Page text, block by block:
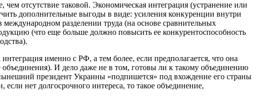
отсутствие таковой. Экономическая интеграция (устранение или
дополнительные выгоды в виде: усиления конкуренции внутри
разделении труда (на основе сравнительных
(что еще больше должно повысить ее конкурентоспособность
именно с РФ, а тем более, если предполагается, что она
объединения). И дело даже не в том, готовы ли к такому объединению
президент Украины «подпишется» под вхождение его страны
нет долгосрочного интереса, то такое объединение,